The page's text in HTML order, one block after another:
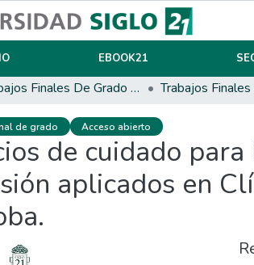
EBOOK21
Trabajos Finales De Grado Y Posgrado Trabajos
de grado Acceso abierto
de cuidado
aplicados en